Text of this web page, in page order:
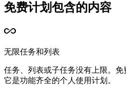
免费计划包含的内容
all_inclusive
无限任务和列表
任务、列表或子任务没有上限。免
它是功能齐全的个人使用计划。